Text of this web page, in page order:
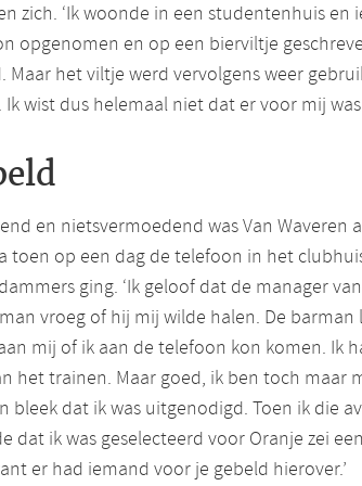
zich. ‘Ik woonde in een studentenhuis en
opgenomen en op een bierviltje
Maar het viltje werd vervolgens weer
wist dus helemaal niet dat er voor mij was
en nietsvermoedend was Van Waveren
toen op een dag de telefoon in het
ging. ‘Ik geloof dat de manager
vroeg of hij mij wilde halen. De barman
mij of ik aan de telefoon kon komen. Ik
het trainen. Maar goed, ik ben toch maar
bleek dat ik was uitgenodigd. Toen ik die
dat ik was geselecteerd voor Oranje zei
er had iemand voor je gebeld hierover.’